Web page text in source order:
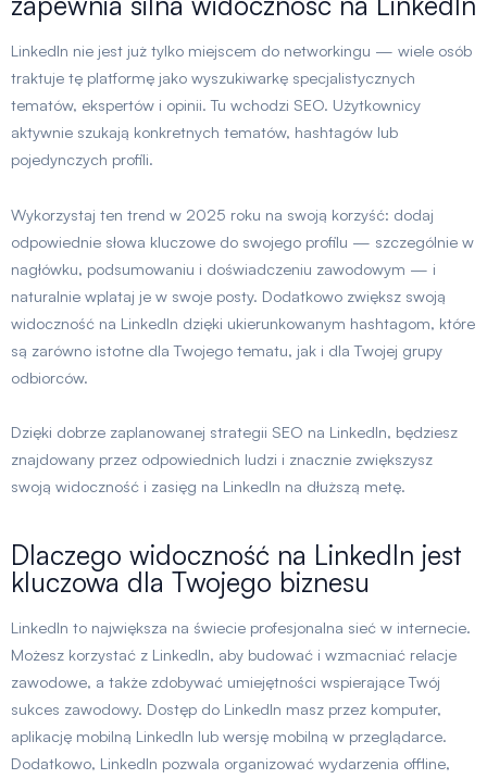
LinkedIn nie jest już tylko miejscem do networkingu — wiele osób
traktuje tę platformę jako wyszukiwarkę specjalistycznych
tematów, ekspertów i opinii. Tu wchodzi SEO. Użytkownicy
aktywnie szukają konkretnych tematów, hashtagów lub
pojedynczych profili.
Wykorzystaj ten trend w 2025 roku na swoją korzyść: dodaj
odpowiednie słowa kluczowe do swojego profilu — szczególnie w
nagłówku, podsumowaniu i doświadczeniu zawodowym — i
naturalnie wplataj je w swoje posty. Dodatkowo zwiększ swoją
widoczność na LinkedIn dzięki ukierunkowanym hashtagom, które
są zarówno istotne dla Twojego tematu, jak i dla Twojej grupy
odbiorców.
Dzięki dobrze zaplanowanej strategii SEO na LinkedIn, będziesz
znajdowany przez odpowiednich ludzi i znacznie zwiększysz
swoją widoczność i zasięg na LinkedIn na dłuższą metę.
Dlaczego widoczność na LinkedIn jest
kluczowa dla Twojego biznesu
LinkedIn to największa na świecie profesjonalna sieć w internecie.
Możesz korzystać z LinkedIn, aby budować i wzmacniać relacje
zawodowe, a także zdobywać umiejętności wspierające Twój
sukces zawodowy. Dostęp do LinkedIn masz przez komputer,
aplikację mobilną LinkedIn lub wersję mobilną w przeglądarce.
Dodatkowo, LinkedIn pozwala organizować wydarzenia offline,